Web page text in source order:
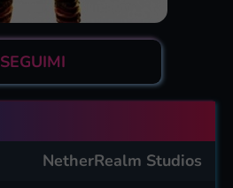
SEGUIMI
NetherRealm Studios